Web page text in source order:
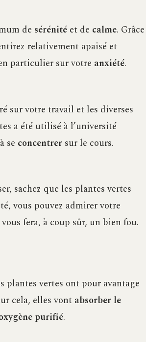
de sérénité et de calme. Grâce
relativement apaisé et
particulier sur votre anxiété.
sur votre travail et les diverses
a été utilisé à l’université
se concentrer sur le cours.
sachez que les plantes vertes
vous pouvez admirer votre
fera, à coup sûr, un bien fou.
plantes vertes ont pour avantage
cela, elles vont absorber le
purifié.